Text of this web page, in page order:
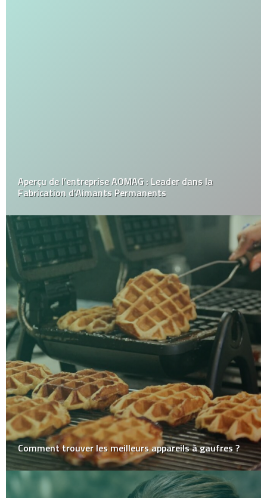
Aperçu de l’entreprise AOMAG : Leader dans la
Fabrication d’Aimants Permanents
Comment trouver les meilleurs appareils à gaufres ?